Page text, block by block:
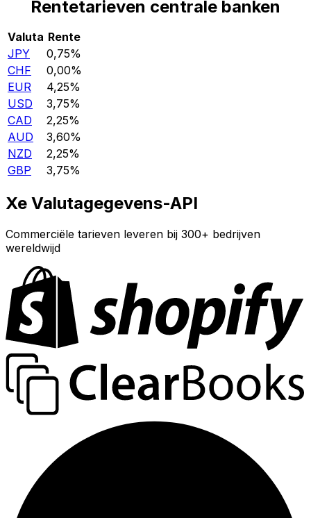
Rentetarieven centrale banken
Valuta Rente
JPY
0,75%
CHF
0,00%
EUR
4,25%
USD
3,75%
CAD
2,25%
AUD
3,60%
NZD
2,25%
GBP
3,75%
Xe Valutagegevens-API
Commerciële tarieven leveren bij 300+ bedrijven
wereldwijd